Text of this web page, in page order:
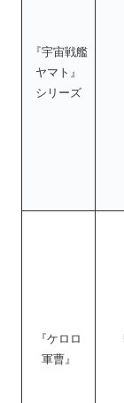
『宇宙戦艦
ヤマト』
シリーズ
『ケロロ
軍曹』